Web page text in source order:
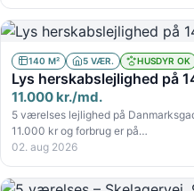
140 M² 5 VÆR. HUSDYR OK
Lys herskabslejlighed på
11.000 kr./md.
5 værelses lejlighed på
11.000 kr og forbrug er på…
02. aug 2026